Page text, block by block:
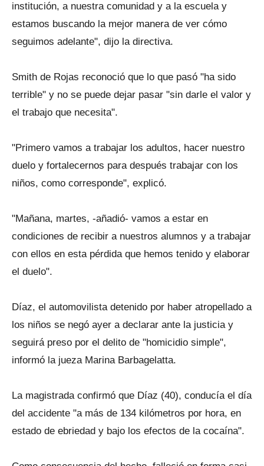
institución, a nuestra comunidad y a la escuela y
estamos buscando la mejor manera de ver cómo
seguimos adelante", dijo la directiva.
Smith de Rojas reconoció que lo que pasó "ha sido
terrible" y no se puede dejar pasar "sin darle el valor y
el trabajo que necesita".
"Primero vamos a trabajar los adultos, hacer nuestro
duelo y fortalecernos para después trabajar con los
niños, como corresponde", explicó.
"Mañana, martes, -añadió- vamos a estar en
condiciones de recibir a nuestros alumnos y a trabajar
con ellos en esta pérdida que hemos tenido y elaborar
el duelo".
Díaz, el automovilista detenido por haber atropellado a
los niños se negó ayer a declarar ante la justicia y
seguirá preso por el delito de "homicidio simple",
informó la jueza Marina Barbagelatta.
La magistrada confirmó que Díaz (40), conducía el día
del accidente "a más de 134 kilómetros por hora, en
estado de ebriedad y bajo los efectos de la cocaína".